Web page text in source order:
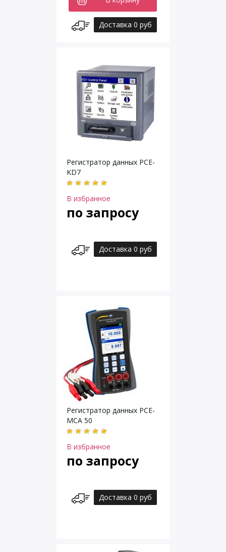
Доставка 0 руб
Регистратор данных PCE-
KD7
В избранное
по запросу
Доставка 0 руб
Регистратор данных PCE-
MCA 50
В избранное
по запросу
Доставка 0 руб